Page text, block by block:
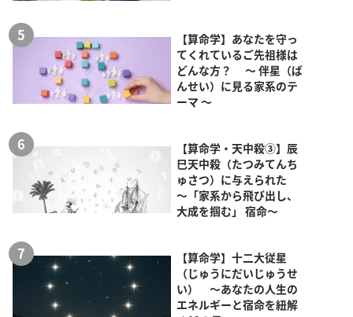
【算命学】あなたを守っ
てくれているご先祖様は
どんな方？ ～ 伴星（ば
んせい）に見る家系のテ
ーマ ～
【算命学・天中殺③】辰
巳天中殺（たつみてんち
ゅさつ）に与えられた
～「家系から飛び出し、
大成を掴む」 宿命～
【算命学】十二大従星
（じゅうにだいじゅうせ
い） ～あなたの人生の
エネルギーと宿命を紐解